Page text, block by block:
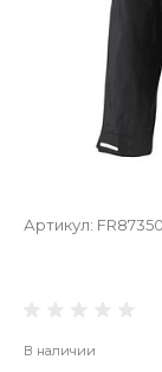
Артикул: FR87350
В наличии